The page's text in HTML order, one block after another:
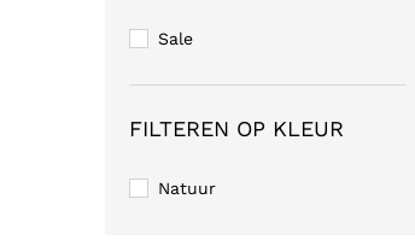
Sale
FILTEREN OP KLEUR
Natuur